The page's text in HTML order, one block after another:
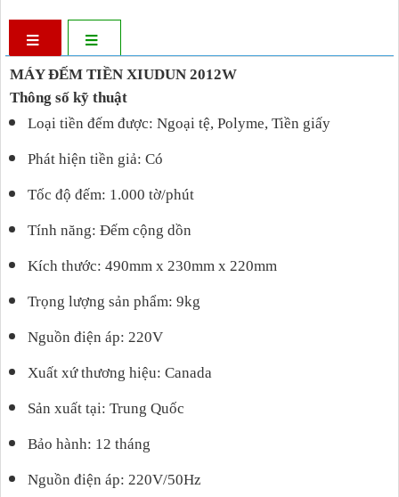
MÁY ĐẾM TIỀN XIUDUN 2012W
Thông số kỹ thuật
Loại tiền đếm được: Ngoại tệ, Polyme, Tiền giấy
Phát hiện tiền giả: Có
Tốc độ đếm: 1.000 tờ/phút
Tính năng: Đếm cộng dồn
Kích thước: 490mm x 230mm x 220mm
Trọng lượng sản phẩm: 9kg
Nguồn điện áp: 220V
Xuất xứ thương hiệu: Canada
Sản xuất tại: Trung Quốc
Bảo hành: 12 tháng
Nguồn điện áp: 220V/50Hz